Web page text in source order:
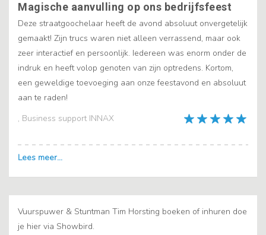
, Business support INNAX
Magische aanvulling op ons bedrijfsfeest
Deze straatgoochelaar heeft de avond absoluut onvergetelijk
gemaakt! Zijn trucs waren niet alleen verrassend, maar ook
zeer interactief en persoonlijk. Iedereen was enorm onder de
indruk en heeft volop genoten van zijn optredens. Kortom,
een geweldige toevoeging aan onze feestavond en absoluut
aan te raden!
Vuurspuwer & Stuntman Tim Horsting boeken of inhuren doe
je hier via Showbird.